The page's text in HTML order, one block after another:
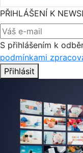
PŘIHLÁŠENÍ K
S přihlášením k
podmínkami
Přihlásit